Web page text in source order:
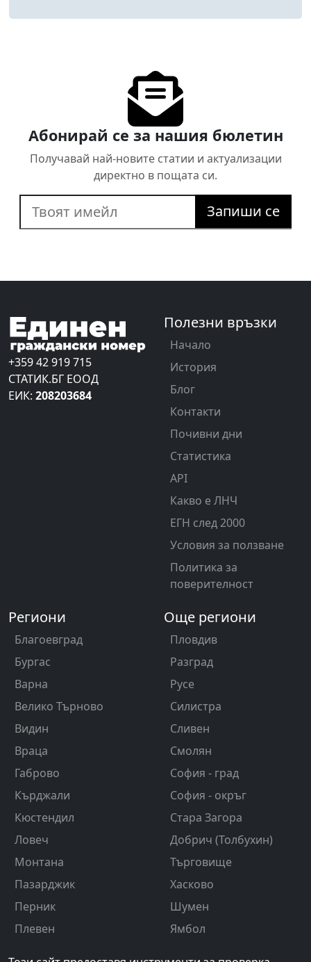
Абонирай се за нашия бюлетин
Получавай най-новите статии и актуализации
директно в пощата си.
Запиши се
+359 42 919 715
СТАТИК.БГ ЕООД
ЕИК: 208203684
Полезни връзки
Начало
История
Блог
Контакти
Почивни дни
Статистика
API
Какво е ЛНЧ
ЕГН след 2000
Условия за ползване
Политика за
поверителност
Региони
Благоевград
Бургас
Варна
Велико Търново
Видин
Враца
Габрово
Кърджали
Кюстендил
Ловеч
Монтана
Пазарджик
Перник
Плевен
Още региони
Пловдив
Разград
Русе
Силистра
Сливен
Смолян
София - град
София - окръг
Стара Загора
Добрич (Толбухин)
Търговище
Хасково
Шумен
Ямбол